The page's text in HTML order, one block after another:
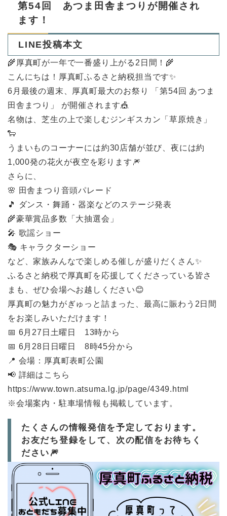
第54回 あつま田舎まつりが開催され
ます！
LINE投稿本文
🌾厚真町が一年で一番盛り上がる2日間！🌾
こんにちは！厚真町ふるさと納税担当です✨
6月最後の週末、厚真町最大のお祭り 「第54回 あつま
田舎まつり」 が開催されます🎪
名物は、芝生の上で楽しむジンギスカン「草原焼き」
🐑
うまいものコーナーには約30店舗が並び、夜には約
1,000発の花火が夜空を彩ります🎆
さらに、
🌸 田舎まつり音頭パレード
🎵 ダンス・舞踊・器楽などのステージ発表
🌾豪華賞品多数「大抽選会」
🎤 歌謡ショー
🎭 キャラクターショー
など、家族みんなで楽しめる催しが盛りだくさん✨
ふるさと納税で厚真町を応援してくださっている皆さ
まも、ぜひ会場へお越しください😊
厚真町の魅力がぎゅっと詰まった、最高に賑わう2日間
をお楽しみいただけます！
📅 6月27日土曜日 13時から
📅 6月28日日曜日 8時45分から
📍 会場：厚真町表町公園
📢 詳細はこちら
https://www.town.atsuma.lg.jp/page/4349.html
※会場案内・駐車場情報も掲載しています。
たくさんの情報発信を予定しております。
お友だち登録をして、次の配信をお待ちく
ださい🎆